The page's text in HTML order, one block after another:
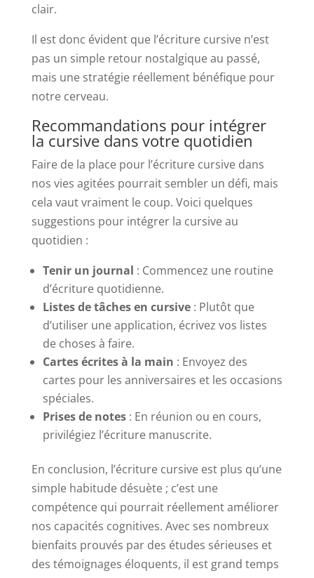
clair.
Il est donc évident que l’écriture cursive n’est
pas un simple retour nostalgique au passé,
mais une stratégie réellement bénéfique pour
notre cerveau.
Recommandations pour intégrer
la cursive dans votre quotidien
Faire de la place pour l’écriture cursive dans
nos vies agitées pourrait sembler un défi, mais
cela vaut vraiment le coup. Voici quelques
suggestions pour intégrer la cursive au
quotidien :
Tenir un journal : Commencez une routine
d’écriture quotidienne.
Listes de tâches en cursive: Plutôt que
d’utiliser une application, écrivez vos listes
de choses à faire.
Cartes écrites à la main : Envoyez des
cartes pour les anniversaires et les occasions
spéciales.
Prises de notes: En réunion ou en cours,
privilégiez l’écriture manuscrite.
En conclusion, l’écriture cursive est plus qu’une
simple habitude désuète ; c’est une
compétence qui pourrait réellement améliorer
nos capacités cognitives. Avec ses nombreux
bienfaits prouvés par des études sérieuses et
des témoignages éloquents, il est grand temps